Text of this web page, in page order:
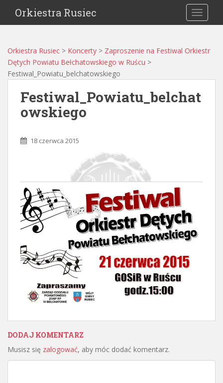
Orkiestra Rusiec
Orkiestra Rusiec > Koncerty > Zaproszenie na Festiwal Orkiestr
Dętych Powiatu Bełchatowskiego w Ruścu >
Festiwal_Powiatu_belchatowskiego
Festiwal_Powiatu_belchat
owskiego
18 czerwca 2015
DODAJ KOMENTARZ
Musisz się zalogować, aby móc dodać komentarz.